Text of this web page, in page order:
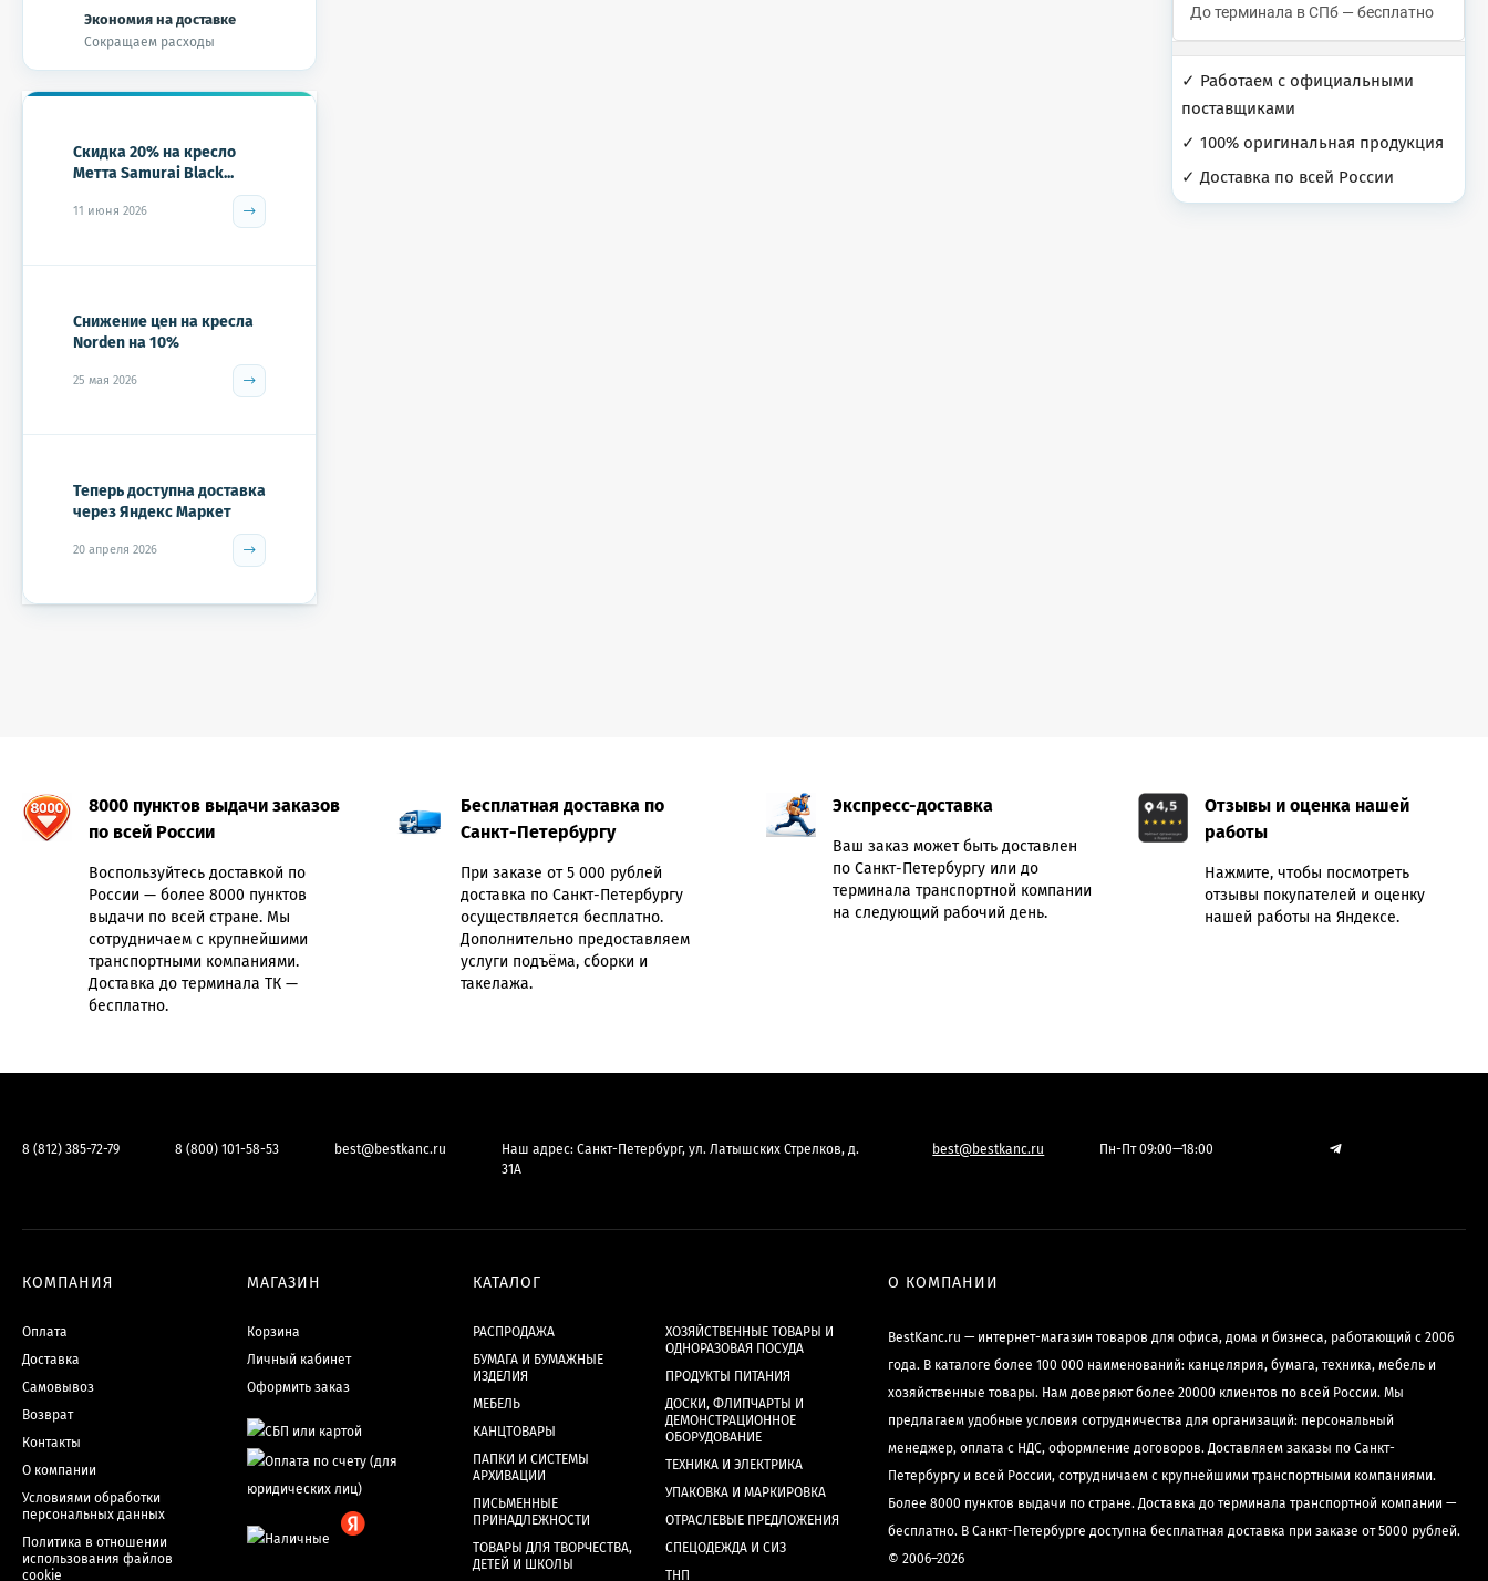
До терминала в СПб — бесплатно
✓ Работаем с официальными
поставщиками
✓ 100% оригинальная продукция
✓ Доставка по всей России
Экономия на доставке
Сокращаем расходы
Скидка 20% на кресло
Метта Samurai Black...
11 июня 2026
Снижение цен на кресла
Norden на 10%
25 мая 2026
Теперь доступна доставка
через Яндекс Маркет
20 апреля 2026
8000 пунктов выдачи заказов
по всей России
Воспользуйтесь доставкой по
России — более 8000 пунктов
выдачи по всей стране. Мы
сотрудничаем с крупнейшими
транспортными компаниями.
Доставка до терминала ТК —
бесплатно.
Бесплатная доставка по
Санкт-Петербургу
При заказе от 5 000 рублей
доставка по Санкт-Петербургу
осуществляется бесплатно.
Дополнительно предоставляем
услуги подъёма, сборки и
такелажа.
Экспресс-доставка
Ваш заказ может быть доставлен
по Санкт-Петербургу или до
терминала транспортной компании
на следующий рабочий день.
Отзывы и оценка нашей
работы
Нажмите, чтобы посмотреть
отзывы покупателей и оценку
нашей работы на Яндексе.
8 (812) 385-72-79 8 (800) 101-58-53 best@bestkanc.ru
Наш адрес: Санкт-Петербург, ул. Латышских Стрелков, д.
31А
best@bestkanc.ru Пн-Пт 09:00—18:00
КОМПАНИЯ
Оплата
Доставка
Самовывоз
Возврат
Контакты
О компании
Условиями обработки
персональных данных
Политика в отношении
использования файлов
cookie
МАГАЗИН
Корзина
Личный кабинет
Оформить заказ
КАТАЛОГ
РАСПРОДАЖА
БУМАГА И БУМАЖНЫЕ
ИЗДЕЛИЯ
МЕБЕЛЬ
КАНЦТОВАРЫ
ПАПКИ И СИСТЕМЫ
АРХИВАЦИИ
ПИСЬМЕННЫЕ
ПРИНАДЛЕЖНОСТИ
ТОВАРЫ ДЛЯ ТВОРЧЕСТВА,
ДЕТЕЙ И ШКОЛЫ
ХОЗЯЙСТВЕННЫЕ ТОВАРЫ И
ОДНОРАЗОВАЯ ПОСУДА
ПРОДУКТЫ ПИТАНИЯ
ДОСКИ, ФЛИПЧАРТЫ И
ДЕМОНСТРАЦИОННОЕ
ОБОРУДОВАНИЕ
ТЕХНИКА И ЭЛЕКТРИКА
УПАКОВКА И МАРКИРОВКА
ОТРАСЛЕВЫЕ ПРЕДЛОЖЕНИЯ
СПЕЦОДЕЖДА И СИЗ
ТНП
О КОМПАНИИ
BestKanc.ru — интернет-магазин товаров для офиса, дома и бизнеса, работающий с 2006
года. В каталоге более 100 000 наименований: канцелярия, бумага, техника, мебель и
хозяйственные товары. Нам доверяют более 20000 клиентов по всей России. Мы
предлагаем удобные условия сотрудничества для организаций: персональный
менеджер, оплата с НДС, оформление договоров. Доставляем заказы по Санкт-
Петербургу и всей России, сотрудничаем с крупнейшими транспортными компаниями.
Более 8000 пунктов выдачи по стране. Доставка до терминала транспортной компании —
бесплатно. В Санкт-Петербурге доступна бесплатная доставка при заказе от 5000 рублей.
© 2006–2026